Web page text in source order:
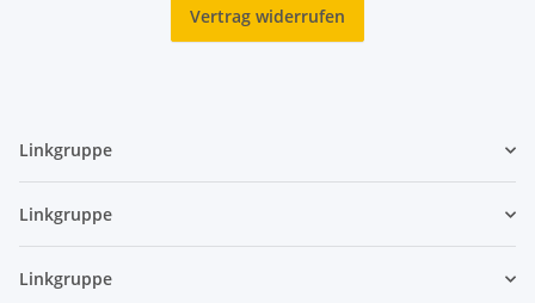
Vertrag widerrufen
Linkgruppe
Linkgruppe
Linkgruppe